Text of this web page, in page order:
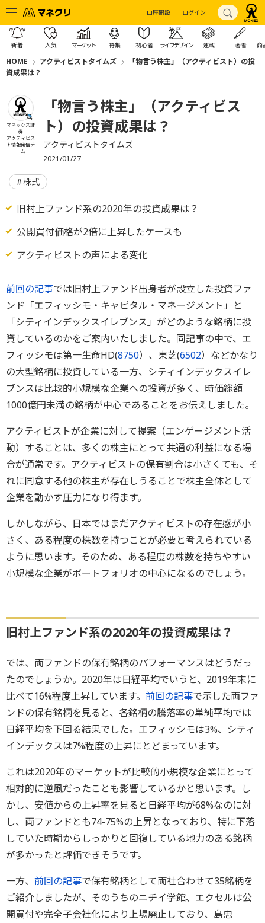
口座開設 ログイン
新着 人気 マーケット 特集 初心者 ライフデザイン 連載 著者 商
HOME アクティビストタイムズ
「物言う株主」（アクティビスト）の投
資成果は？
マネックス証
券
アクティビス
ト情報発信チ
ーム
「物言う株主」（アクティビス
ト）の投資成果は？
アクティビストタイムズ
2021/01/27
株式
旧村上ファンド系の2020年の投資成果は？
公開買付価格が2倍に上昇したケースも
アクティビストの声による変化
前回の記事では旧村上ファンド出身者が設立した投資ファ
ンド「エフィッシモ・キャピタル・マネージメント」と
「シティインデックスイレブンス」がどのような銘柄に投
資しているのかをご案内いたしました。同記事の中で、エ
フィッシモは第一生命HD(8750）、東芝(6502）などかなり
の大型銘柄に投資している一方、シティインデックスイレ
ブンスは比較的小規模な企業への投資が多く、時価総額
1000億円未満の銘柄が中心であることをお伝えしました。
アクティビストが企業に対して提案（エンゲージメント活
動）することは、多くの株主にとって共通の利益になる場
合が通常です。アクティビストの保有割合は小さくても、そ
れに同意する他の株主が存在しうることで株主全体として
企業を動かす圧力になり得ます。
しかしながら、日本ではまだアクティビストの存在感が小
さく、ある程度の株数を持つことが必要と考えられている
ように思います。そのため、ある程度の株数を持ちやすい
小規模な企業がポートフォリオの中心になるのでしょう。
旧村上ファンド系の2020年の投資成果は？
では、両ファンドの保有銘柄のパフォーマンスはどうだっ
たのでしょうか。2020年は日経平均でいうと、2019年末に
比べて16%程度上昇しています。 前回の記事で示した両ファ
ンドの保有銘柄を見ると、各銘柄の騰落率の単純平均では
日経平均を下回る結果でした。エフィッシモは3%、シティ
インデックスは7%程度の上昇にとどまっています。
これは2020年のマーケットが比較的小規模な企業にとって
相対的に逆風だったことも影響しているかと思います。し
かし、安値からの上昇率を見ると日経平均が68%なのに対
し、両ファンドとも74-75%の上昇となっており、特に下落
していた時期からしっかりと回復している地力のある銘柄
が多かったと評価できそうです。
一方、 前回の記事で保有銘柄として両社合わせて35銘柄を
ご紹介しましたが、そのうちのニチイ学館、エクセルは公
開買付や完全子会社化により上場廃止しており、島忠